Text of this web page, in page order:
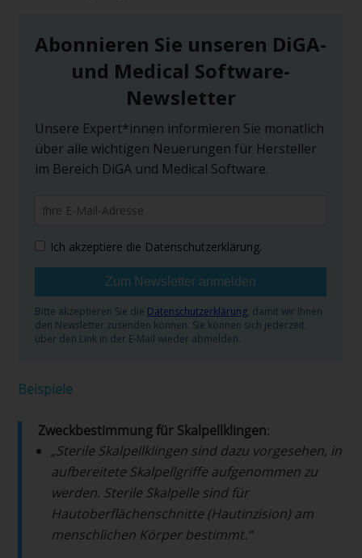
Beispiele
Zweckbestimmung für Skalpellklingen:
„Sterile Skalpellklingen sind dazu vorgesehen, in
aufbereitete Skalpellgriffe aufgenommen zu
werden. Sterile Skalpelle sind für
Hautoberflächenschnitte (Hautinzision) am
menschlichen Körper bestimmt.“